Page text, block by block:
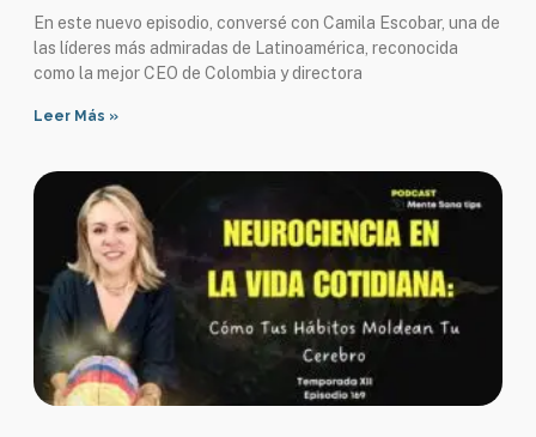
En este nuevo episodio, conversé con Camila Escobar, una de
las líderes más admiradas de Latinoamérica, reconocida
como la mejor CEO de Colombia y directora
Leer Más »